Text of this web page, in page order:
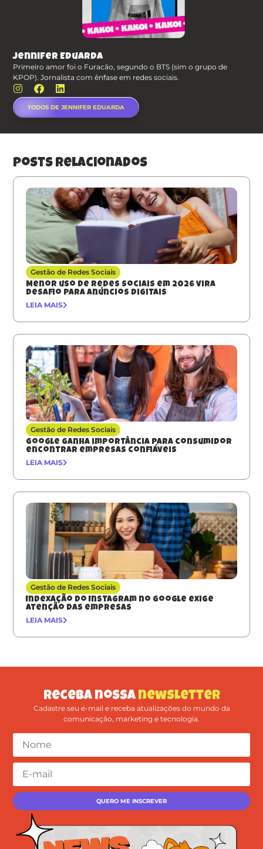
Jennifer Eduarda
Primeiro amor foi o Furacão, segundo o BTS (sim o grupo de
KPOP). Jornalista com ênfase em redes sociais.
TODOS DE JENNIFER EDUARDA
posts relacionados
Gestão de Redes Sociais
Menor uso de redes sociais em 2026 vira
desafio para anúncios digitais
LEIA MAIS
Gestão de Redes Sociais
Google ganha importância para consumidor
encontrar empresas confiáveis
LEIA MAIS
Gestão de Redes Sociais
Indexação do Instagram no Google exige
atenção das empresas
LEIA MAIS
Receba nossa newsletter
Cadastre seu e-mail e receba atualizações do mundo da
comunicação, marketing e tecnologia.